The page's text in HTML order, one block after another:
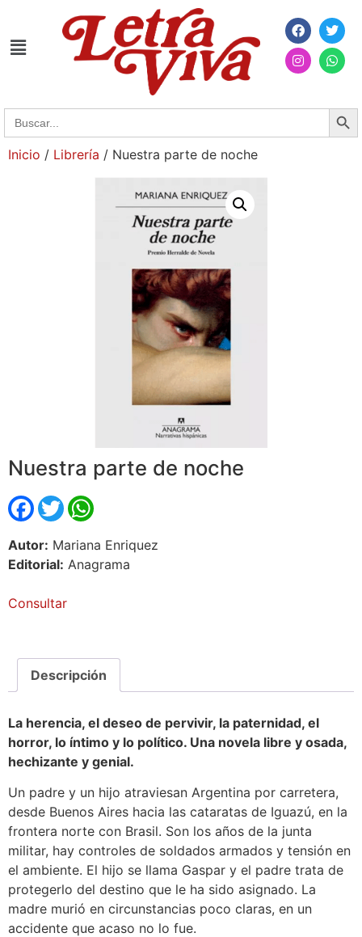
Search
for:
Inicio / Librería / Nuestra parte de noche
Nuestra parte de noche
Facebook
Twitter
Autor: Mariana Enriquez
Editorial: Anagrama
Consultar
Descripción
La herencia, el deseo de pervivir, la paternidad, el
horror, lo íntimo y lo político. Una novela libre y osada,
hechizante y genial.
Un padre y un hijo atraviesan Argentina por carretera,
desde Buenos Aires hacia las cataratas de Iguazú, en la
frontera norte con Brasil. Son los años de la junta
militar, hay controles de soldados armados y tensión en
el ambiente. El hijo se llama Gaspar y el padre trata de
protegerlo del destino que le ha sido asignado. La
madre murió en circunstancias poco claras, en un
accidente que acaso no lo fue.